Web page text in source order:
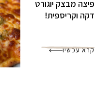
פיצה מבצק יוגורט
דקה וקריספית!
קרא עכשיו